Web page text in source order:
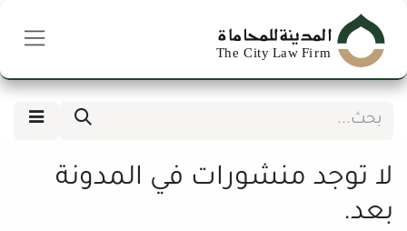
تخطي للذهاب إلى المحتوى
لا توجد منشورات في المدونة
بعد.